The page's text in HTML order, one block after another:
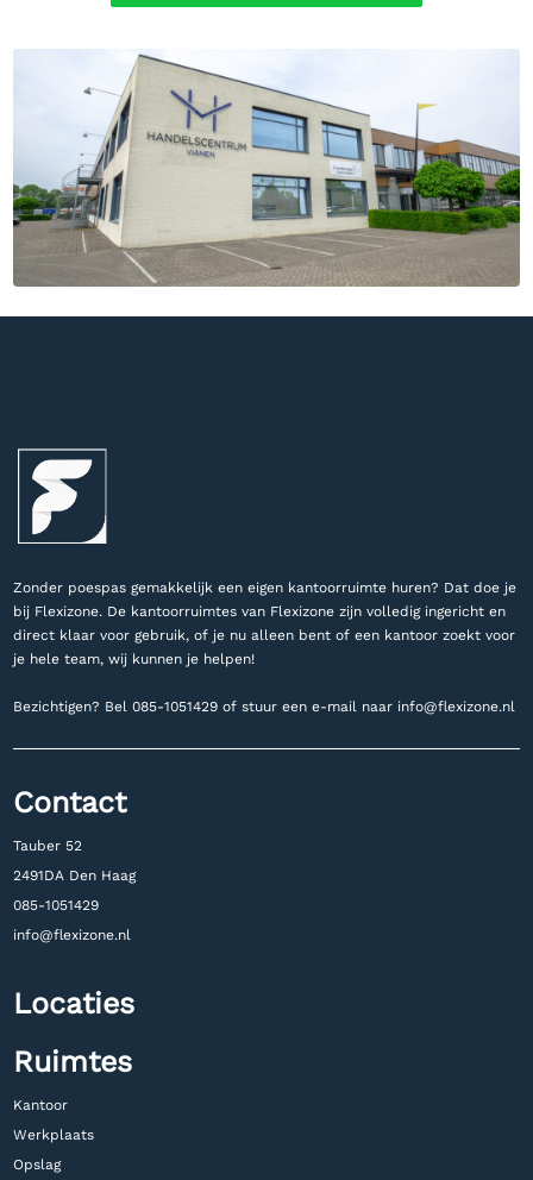
Zonder poespas gemakkelijk een eigen kantoorruimte huren? Dat doe je
bij Flexizone. De kantoorruimtes van Flexizone zijn volledig ingericht en
direct klaar voor gebruik, of je nu alleen bent of een kantoor zoekt voor
je hele team, wij kunnen je helpen!
Bezichtigen? Bel085-1051429 of stuur een e-mail naar info@flexizone.nl
Contact
Tauber 52
2491DA Den Haag
085-1051429
info@flexizone.nl
Locaties
Ruimtes
Kantoor
Werkplaats
Opslag